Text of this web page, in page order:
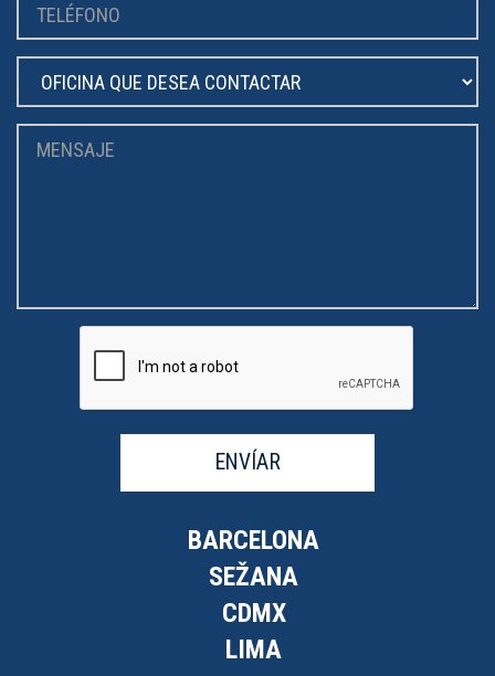
ENVÍAR
BARCELONA
SEŽANA
CDMX
LIMA